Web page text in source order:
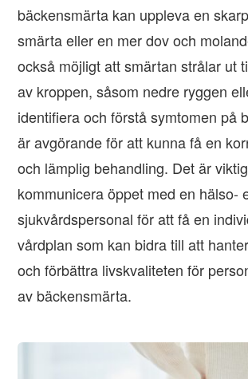
bäckensmärta kan uppleva en
smärta eller en mer dov och
också möjligt att smärtan strålar ut
av kroppen, såsom nedre ryggen
identifiera och förstå symtomen på
är avgörande för att kunna få en
och lämplig behandling. Det är
kommunicera öppet med en hälso-
sjukvårdspersonal för att få en
vårdplan som kan bidra till att
och förbättra livskvaliteten för
av bäckensmärta.